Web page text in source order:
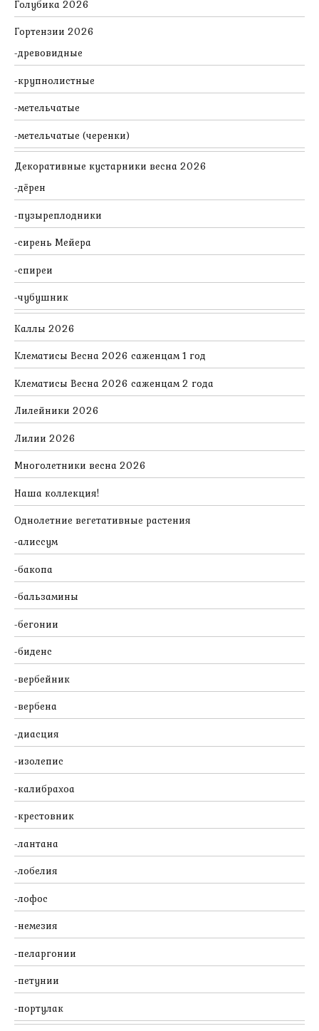
Голубика 2026
Гортензии 2026
древовидные
крупнолистные
метельчатые
метельчатые (черенки)
Декоративные кустарники весна 2026
дёрен
пузыреплодники
сирень Мейера
спиреи
чубушник
Каллы 2026
Клематисы Весна 2026 саженцам 1 год
Клематисы Весна 2026 саженцам 2 года
Лилейники 2026
Лилии 2026
Многолетники весна 2026
Наша коллекция!
Однолетние вегетативные растения
алиссум
бакопа
бальзамины
бегонии
биденс
вербейник
вербена
диасция
изолепис
калибрахоа
крестовник
лантана
лобелия
лофос
немезия
пеларгонии
петунии
портулак